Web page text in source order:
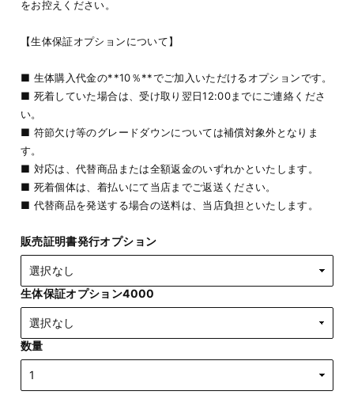
をお控えください。
【生体保証オプションについて】
■ 生体購入代金の**10％**でご加入いただけるオプションです。
■ 死着していた場合は、受け取り翌日12:00までにご連絡くださ
い。
■ 符節欠け等のグレードダウンについては補償対象外となりま
す。
■ 対応は、代替商品または全額返金のいずれかといたします。
■ 死着個体は、着払いにて当店までご返送ください。
■ 代替商品を発送する場合の送料は、当店負担といたします。
販売証明書発行オプション
生体保証オプション4000
数量